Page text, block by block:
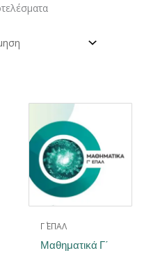
Γ΄ ΕΠΑΛ
Μαθηματικά Γ΄